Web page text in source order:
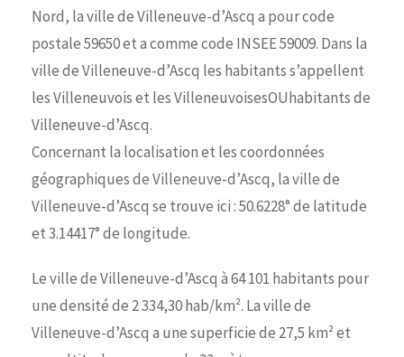
Nord, la ville de Villeneuve-d’Ascq a pour code
postale 59650 et a comme code INSEE 59009. Dans la
ville de Villeneuve-d’Ascq les habitants s’appellent
les Villeneuvois et les VilleneuvoisesOUhabitants de
Villeneuve-d’Ascq.
Concernant la localisation et les coordonnées
géographiques de Villeneuve-d’Ascq, la ville de
Villeneuve-d’Ascq se trouve ici : 50.6228° de latitude
et 3.14417° de longitude.
Le ville de Villeneuve-d’Ascq à 64 101 habitants pour
une densité de 2 334,30 hab/km². La ville de
Villeneuve-d’Ascq a une superficie de 27,5 km² et